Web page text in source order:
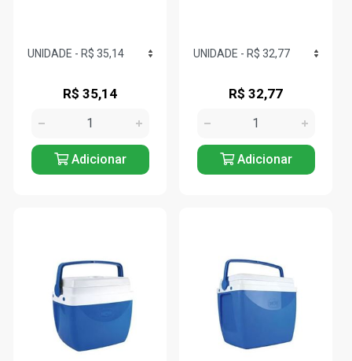
R$ 35,14
Adicionar
R$ 32,77
Adicionar